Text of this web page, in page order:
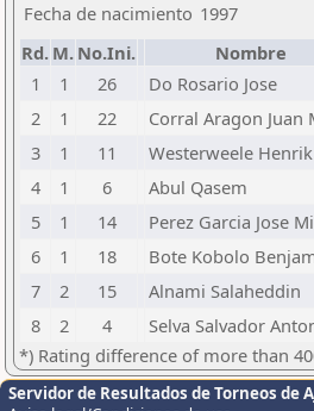
Fecha de nacimiento 1997
Rd. M. No.Ini. Nombre
1
1 26 Do Rosario Jose
2
1 22 Corral Aragon Juan
3
1 11 Westerweele Henrik
4
1 6 Abul Qasem
5
1 14 Perez Garcia Jose
6
1 18 Bote Kobolo
7
2 15 Alnami Salaheddin
8
2 4 Selva Salvador
*) Rating difference of more than
Servidor de Resultados de Torneos de